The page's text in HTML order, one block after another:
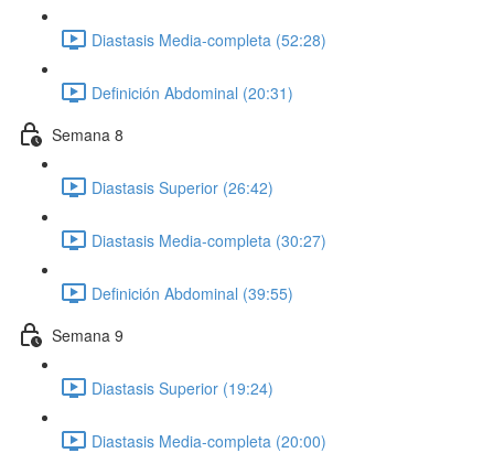
Diastasis Media-completa (52:28)
Definición Abdominal (20:31)
Semana 8
Diastasis Superior (26:42)
Diastasis Media-completa (30:27)
Definición Abdominal (39:55)
Semana 9
Diastasis Superior (19:24)
Diastasis Media-completa (20:00)